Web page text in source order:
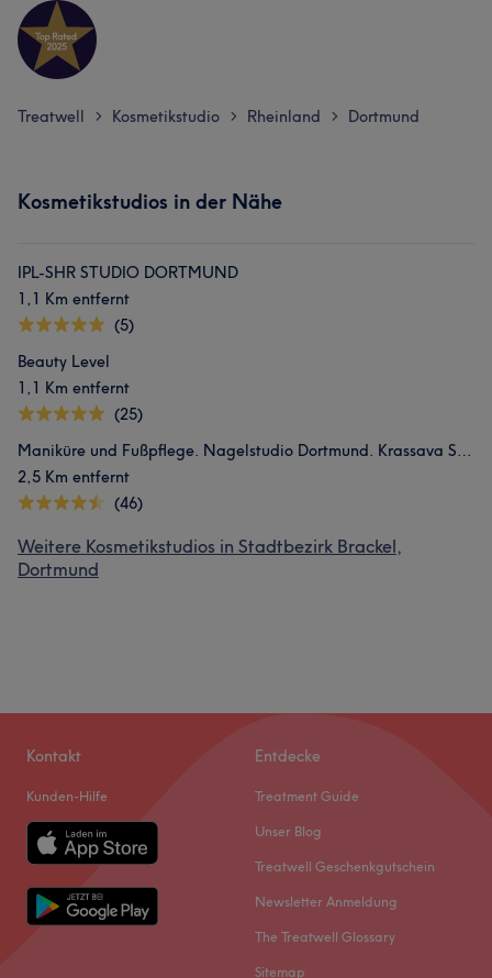
Treatwell > Kosmetikstudio > Rheinland > Dortmund
Kosmetikstudios in der Nähe
IPL-SHR STUDIO DORTMUND
1,1 Km entfernt
(5)
Beauty Level
1,1 Km entfernt
(25)
Maniküre und Fußpflege. Nagelstudio Dortmund. Krassava Spa
2,5 Km entfernt
(46)
Weitere Kosmetikstudios in Stadtbezirk Brackel,
Dortmund
Kontakt
Kunden-Hilfe
Entdecke
Treatment Guide
Unser Blog
Treatwell Geschenkgutschein
Newsletter Anmeldung
The Treatwell Glossary
Sitemap